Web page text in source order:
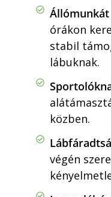
Állómunkát
órákon
stabil
lábuknak.
közben.
végén